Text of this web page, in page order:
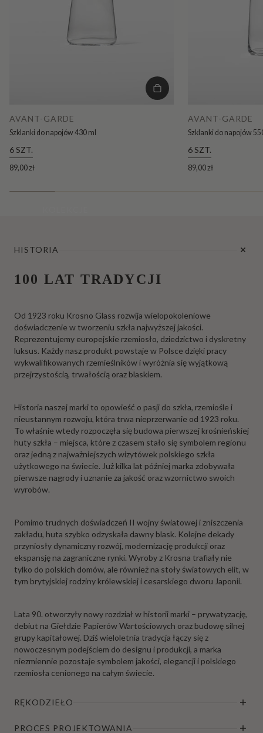
AVANT-GARDE
Szklanki do napojów 430 ml
6 SZT.
89,00 zł
AVANT-GARDE
Szklanki do napojów
6 SZT.
89,00 zł
HISTORIA
100 LAT TRADYCJI
Od 1923 roku Krosno Glass rozwija wielopokoleniowe
doświadczenie w tworzeniu szkła najwyższej jakości.
Reprezentujemy europejskie rzemiosło, dziedzictwo i dyskretny
luksus. Każdy nasz produkt powstaje w Polsce dzięki pracy
wykwalifikowanych rzemieślników i wyróżnia się wyjątkową
przejrzystością, trwałością oraz blaskiem.
Historia naszej marki to opowieść o pasji do szkła, rzemiośle i
nieustannym rozwoju, która trwa nieprzerwanie od 1923 roku.
To właśnie wtedy rozpoczęła się budowa pierwszej krośnieńskiej
huty szkła – miejsca, które z czasem stało się symbolem regionu
oraz jedną z najważniejszych wizytówek polskiego szkła
użytkowego na świecie. Już kilka lat później marka zdobywała
pierwsze nagrody i uznanie za jakość oraz wzornictwo swoich
wyrobów.
Pomimo trudnych doświadczeń II wojny światowej i zniszczenia
zakładu, huta szybko odzyskała dawny blask. Kolejne dekady
przyniosły dynamiczny rozwój, modernizację produkcji oraz
ekspansję na zagraniczne rynki. Wyroby z Krosna trafiały nie
tylko do polskich domów, ale również na stoły światowych elit, w
tym brytyjskiej rodziny królewskiej i cesarskiego dworu Japonii.
Lata 90. otworzyły nowy rozdział w historii marki – prywatyzację,
debiut na Giełdzie Papierów Wartościowych oraz budowę silnej
grupy kapitałowej. Dziś wieloletnia tradycja łączy się z
nowoczesnym podejściem do designu i produkcji, a marka
niezmiennie pozostaje symbolem jakości, elegancji i polskiego
rzemiosła cenionego na całym świecie.
RĘKODZIEŁO
PROCES PROJEKTOWANIA